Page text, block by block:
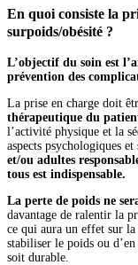
En quoi consiste la
surpoids/obésité ?
L’objectif du soin est
prévention des
La prise en charge doit
thérapeutique du
l’activité physique et la
aspects psychologiques
et/ou adultes
tous est indispensable.
La perte de poids ne
davantage de ralentir la
ce qui aura un effet sur la
stabiliser le poids ou
soit durable.